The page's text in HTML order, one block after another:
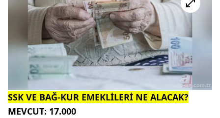
SSK VE BAĞ-KUR EMEKLİLERİ NE ALACAK?
MEVCUT: 17.000